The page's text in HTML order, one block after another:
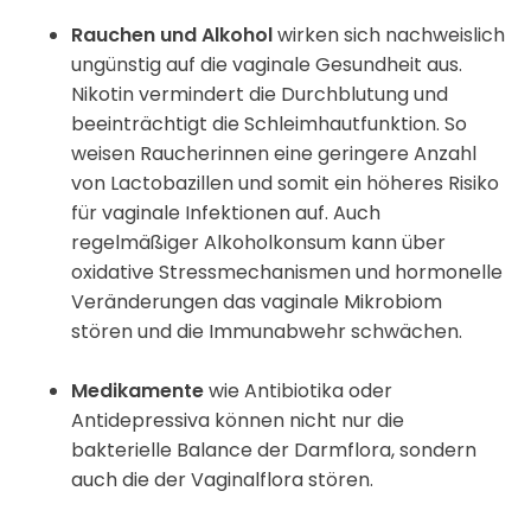
Rauchen und Alkoholwirken sich nachweislich
ungünstig auf die vaginale Gesundheit aus.
Nikotin vermindert die Durchblutung und
beeinträchtigt die Schleimhautfunktion. So
weisen Raucherinnen eine geringere Anzahl
von Lactobazillen und somit ein höheres Risiko
für vaginale Infektionen auf. Auch
regelmäßiger Alkoholkonsum kann über
oxidative Stressmechanismen und hormonelle
Veränderungen das vaginale Mikrobiom
stören und die Immunabwehr schwächen.
Medikamentewie Antibiotika oder
Antidepressiva können nicht nur die
bakterielle Balance der Darmflora, sondern
auch die der Vaginalflora stören.